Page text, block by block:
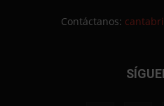
Contáctanos: